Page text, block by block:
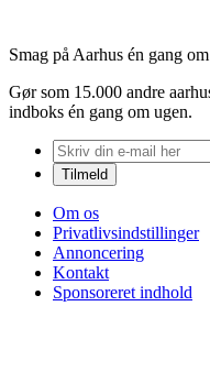
Smag på Aarhus én gang
Gør som 15.000 andre
indboks én gang om ugen.
Om os
Privatlivsindstillinger
Annoncering
Kontakt
Sponsoreret indhold